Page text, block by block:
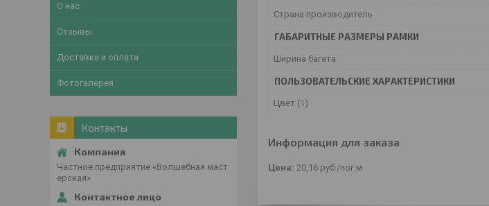
Страна производитель
ГАБАРИТНЫЕ РАЗМЕРЫ РАМКИ
Ширина багета
ПОЛЬЗОВАТЕЛЬСКИЕ ХАРАКТЕРИСТИКИ
Цвет (1)
Информация для заказа
Цена: 20,16 руб. /пог.м
О нас
Отзывы
Доставка и оплата
Фотогалерея
Контакты
Частное предприятие «Волшебная маст
ерская»